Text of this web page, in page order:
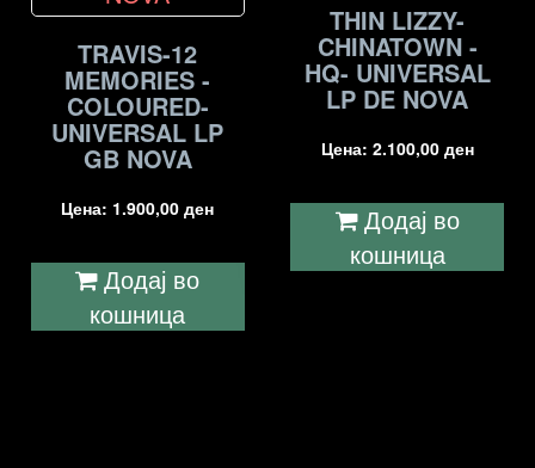
TRAVIS-12
MEMORIES -
COLOURED-
UNIVERSAL LP
GB NOVA
Цена: 1.900,00ден
Додај во
кошница
THIN LIZZY-
CHINATOWN -
HQ- UNIVERSAL
LP DE NOVA
Цена: 2.100,00 ден
Додај во
кошница